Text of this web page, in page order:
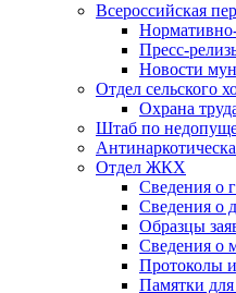
Всероссийская
Пресс-
Новости
Отдел сельского
Охрана
Штаб по
Отдел ЖКХ
Сведения о
Сведения о
Образцы
Сведения о
Протоколы
Памятки для